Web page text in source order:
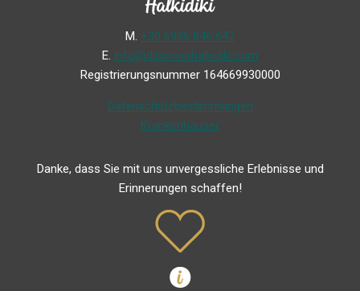
Μ. +30 6936 846 647
Ε. info@discoverhalkidiki.com
Registrierungsnummer 164669930000
Datenschutzbestimmungen
Krankenhäuser
Danke, dass Sie mit uns unvergessliche Erlebnisse und
Erinnerungen schaffen!